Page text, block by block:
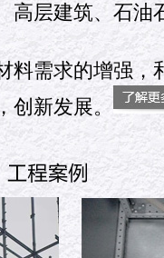
高层建筑、石油
需求的增强，
创新发展。